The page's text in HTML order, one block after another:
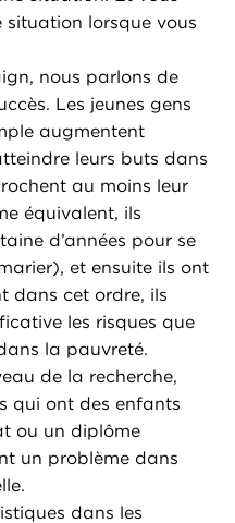
situation lorsque vous
nous parlons de
Les jeunes gens
augmentent
leurs buts dans
au moins leur
équivalent, ils
d’années pour se
et ensuite ils ont
dans cet ordre, ils
les risques que
la pauvreté.
de la recherche,
qui ont des enfants
ou un diplôme
un problème dans
dans les